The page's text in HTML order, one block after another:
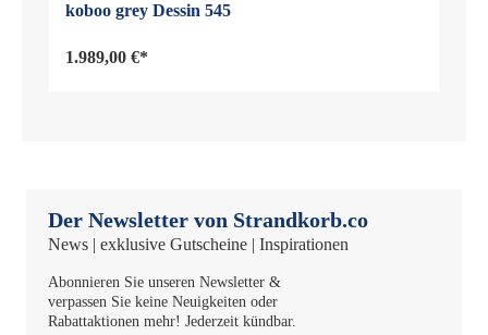
koboo grey Dessin 545
1.989,00 €*
Der Newsletter von Strandkorb.co
News | exklusive Gutscheine | Inspirationen
Abonnieren Sie unseren Newsletter &
verpassen Sie keine Neuigkeiten oder
Rabattaktionen mehr! Jederzeit kündbar.